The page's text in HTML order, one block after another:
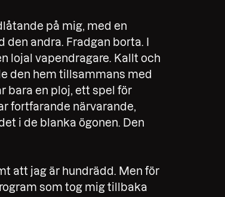
på mig, med en
andra. Fradgan borta. I
lojal vapendragare. Kallt och
den hem tillsammans med
bara en ploj, ett spel för
fortfarande närvarande,
i de blanka ögonen. Den
att jag är hundrädd. Men för
som tog mig tillbaka